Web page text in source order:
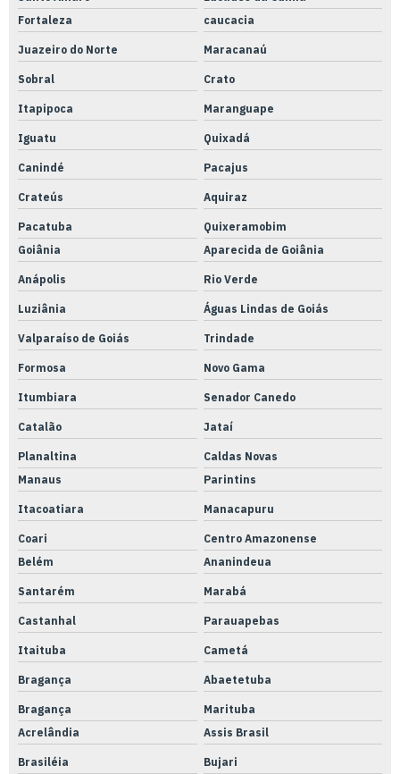
Fortaleza
caucacia
Juazeiro do Norte Maracanaú
Sobral Crato
Itapipoca Maranguape
Iguatu Quixadá
Canindé Pacajus
Crateús Aquiraz
Pacatuba
Quixeramobim
Goiânia
Aparecida de Goiânia
Anápolis Rio Verde
Luziânia Águas Lindas de Goiás
Valparaíso de Goiás Trindade
Formosa Novo Gama
Itumbiara Senador Canedo
Catalão Jataí
Planaltina
Caldas Novas
Manaus
Parintins
Itacoatiara Manacapuru
Coari
Centro Amazonense
Belém
Ananindeua
Santarém Marabá
Castanhal Parauapebas
Itaituba Cametá
Bragança Abaetetuba
Bragança
Marituba
Acrelândia
Assis Brasil
Brasiléia Bujari